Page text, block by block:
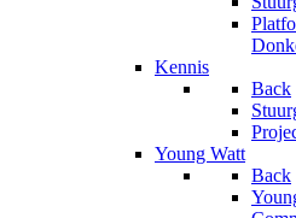
Kennis
Back
Young Watt
Back